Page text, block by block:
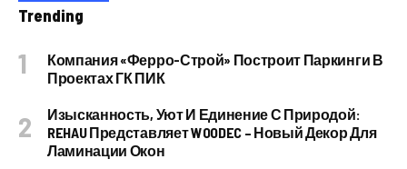
Trending
Компания «Ферро-Строй» Построит Паркинги В
Проектах ГК ПИК
Изысканность, Уют И Единение С Природой:
REHAU Представляет WOODEC – Новый Декор Для
Ламинации Окон